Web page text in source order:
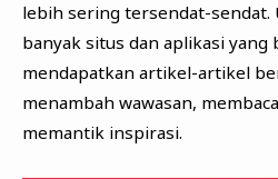
lebih sering tersendat-sendat.
banyak situs dan aplikasi yang
mendapatkan artikel-artikel
menambah wawasan,
memantik inspirasi.